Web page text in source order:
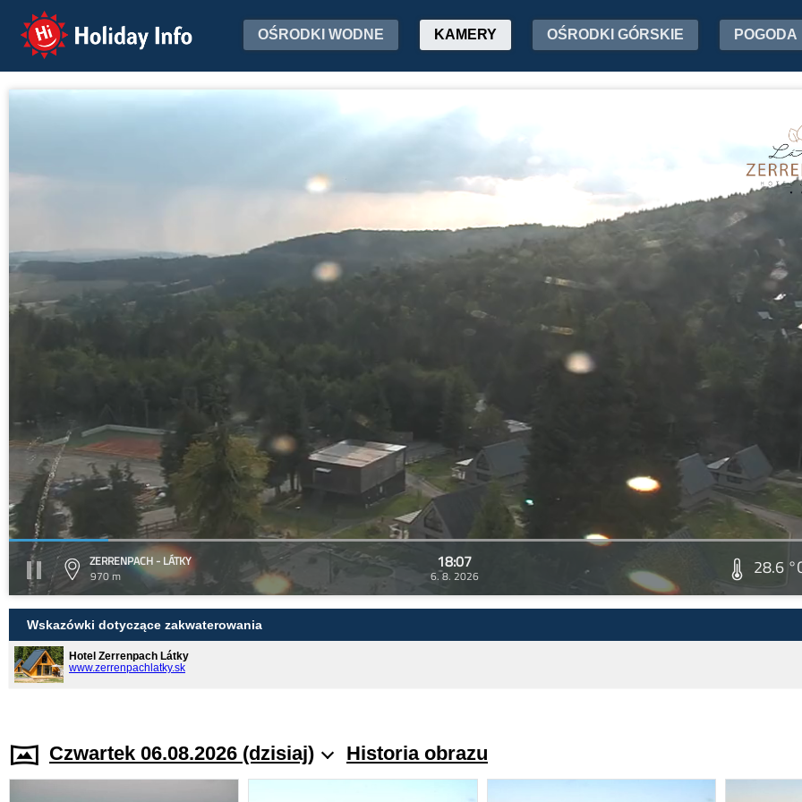
Holiday Info OŚRODKI WODNE KAMERY OŚRODKI GÓRSKIE POGODA
ZERRENPACH - LÁTKY
970 m
18:07
6. 8. 2026 28.6
Wskazówki dotyczące zakwaterowania
Hotel Zerrenpach Látky
www.zerrenpachlatky.sk
Czwartek 06.08.2026 (dzisiaj) Historia obrazu